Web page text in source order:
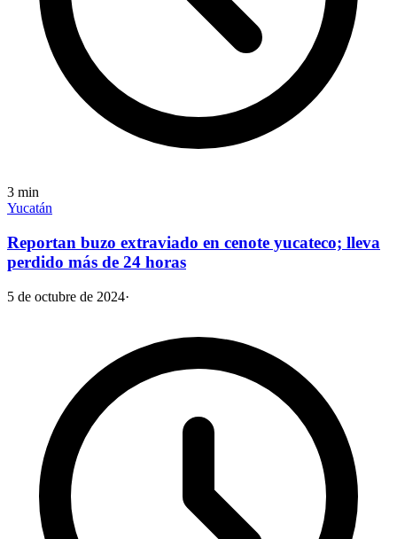
3 min
Yucatán
Reportan buzo extraviado en cenote yucateco; lleva
perdido más de 24 horas
5 de octubre de 2024·